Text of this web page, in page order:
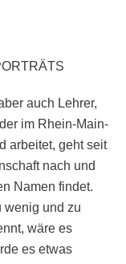
auch Lehrer,
im Rhein-Main-
arbeitet, geht seit
nach und
Namen findet.
wenig und zu
wäre es
es etwas